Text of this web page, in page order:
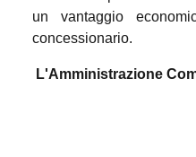
un vantaggio
concessionario.
L'Amministrazione